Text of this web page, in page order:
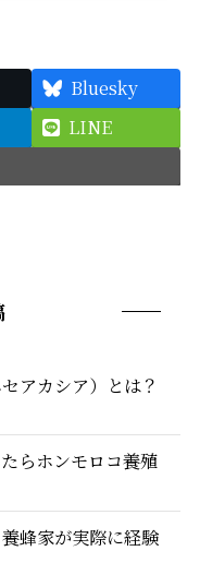
Bluesky
LINE
アカシア）とは？
らホンモロコ養殖
蜂家が実際に経験